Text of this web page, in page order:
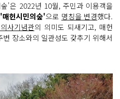
'은 2022년 10월, 주민과 이용객을
'매헌시민의숲'으로 명칭을 변경했다.
사기념관의 의미도 되새기고, 매헌
장소와의 일관성도 갖추기 위해서